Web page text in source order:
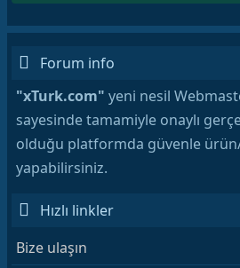
Forum info
"xTurk.com" yeni nesil
sayesinde tamamiyle onaylı
olduğu platformda güvenle
yapabilirsiniz.
Hızlı linkler
Bize ulaşın